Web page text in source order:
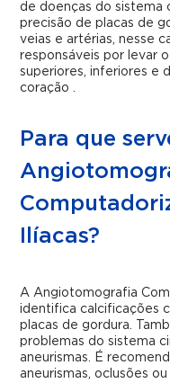
de doenças do sistema
precisão de placas de
veias e artérias, nesse
responsáveis por levar
superiores, inferiores e
coração .
Para que
Ilíacas?
A Angiotomografia
identifica calcificações
placas de gordura.
problemas do sistema
aneurismas. É
aneurismas, oclusões